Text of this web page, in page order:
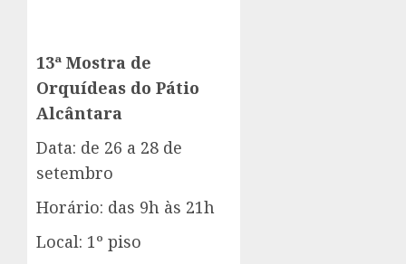
13ª Mostra de
Orquídeas do Pátio
Alcântara
Data: de 26 a 28 de
setembro
Horário: das 9h às 21h
Local: 1º piso